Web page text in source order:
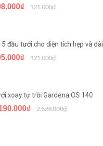
121.000₫
5 đầu tưới cho diện tích hẹp và dài
121.000₫
xoay tự trồi Gardena OS 140
2.628.000₫